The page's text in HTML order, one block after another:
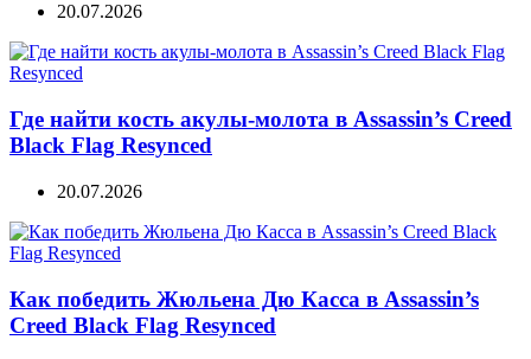
20.07.2026
Где найти кость акулы-молота в Assassin’s Creed
Black Flag Resynced
20.07.2026
Как победить Жюльена Дю Касса в Assassin’s
Creed Black Flag Resynced